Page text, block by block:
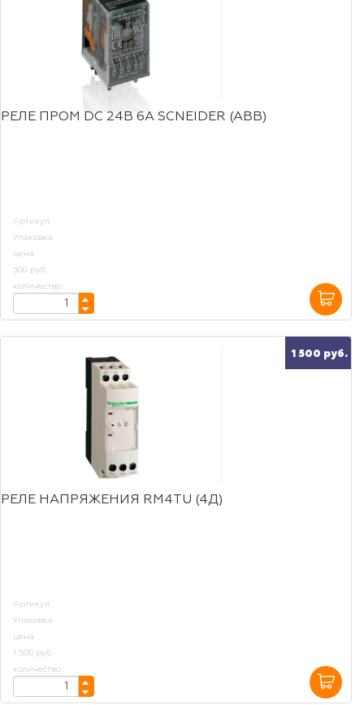
РЕЛЕ ПРОМ DC 24B 6A SCNEIDER (ABB)
Артикул
Упаковка
цена:
300 руб.
количество:
1 500 руб.
РЕЛЕ НАПРЯЖЕНИЯ RM4TU (4Д)
Артикул
Упаковка
цена:
1 500 руб.
количество: